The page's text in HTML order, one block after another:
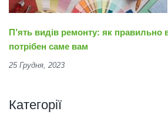
П’ять видів ремонту: як правильно
потрібен саме вам
25 Грудня, 2023
Категорії